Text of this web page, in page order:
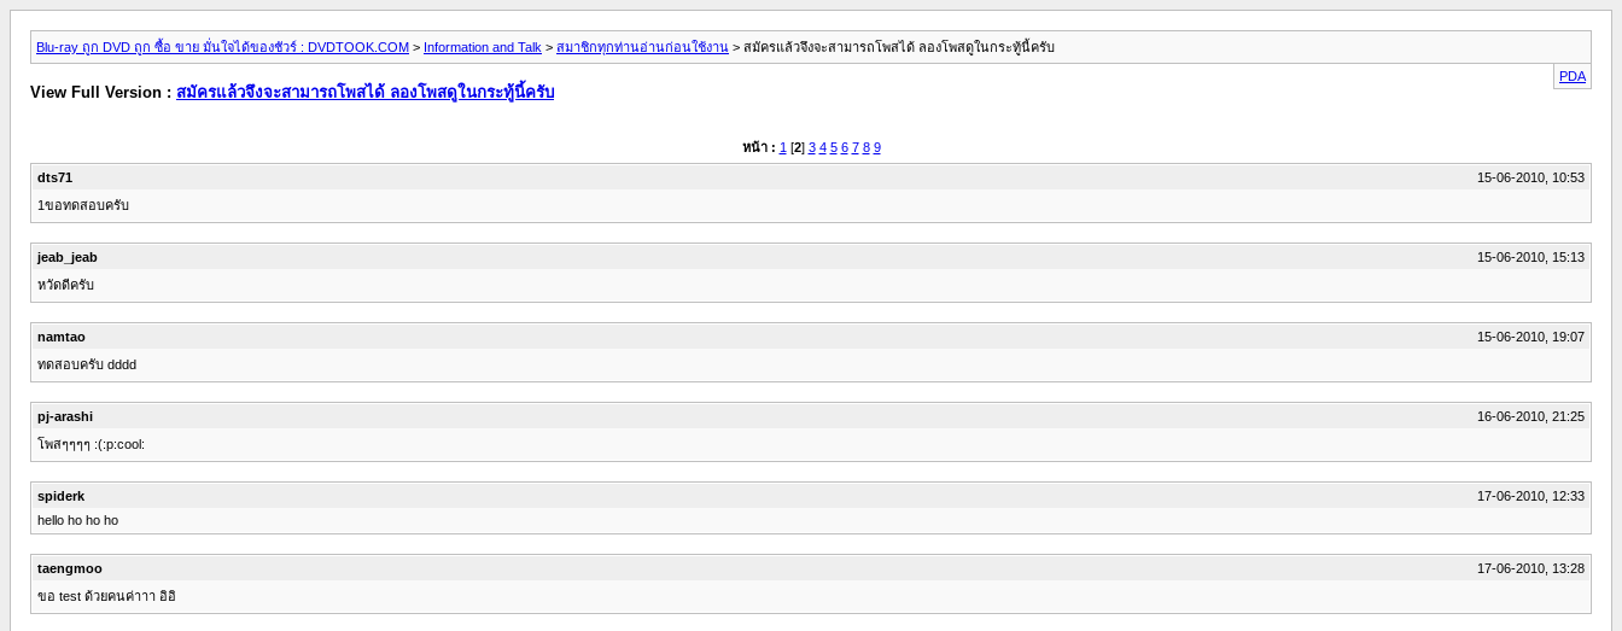
Blu-ray ถูก DVD ถูก ซื้อ ขาย มั่นใจได้ของชัวร์ : DVDTOOK.COM > Information and Talk > สมาชิกทุกท่านอ่านก่อนใช้งาน > สมัครแล้วจึงจะสามารถโพสได้ ลองโพสดูในกระทู้นี้ครับ
PDA
View Full Version : สมัครแล้วจึงจะสามารถโพสได้ ลองโพสดูในกระทู้นี้ครับ
หน้า : 1 [2] 3 4 5 6 7 8 9
dts71
15-06-2010, 10:53
1ขอทดสอบครับ
jeab_jeab
15-06-2010, 15:13
หวัดดีครับ
namtao
15-06-2010, 19:07
ทดสอบครับ dddd
pj-arashi
16-06-2010, 21:25
โพสๆๆๆๆ :(:p:cool:
spiderk
17-06-2010, 12:33
hello ho ho ho
taengmoo
17-06-2010, 13:28
ขอ test ด้วยคนค่าาา อิอิ